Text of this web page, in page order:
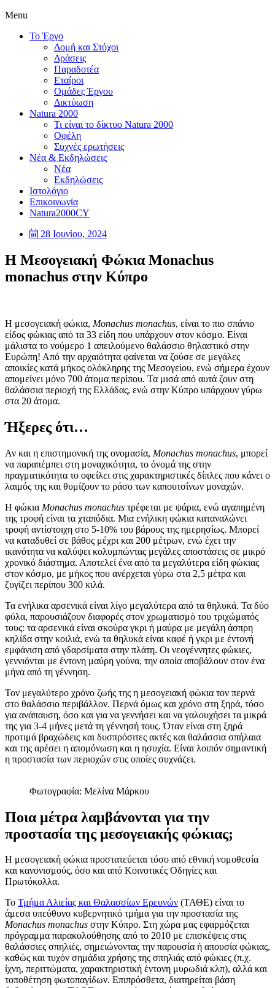
Menu
Το Έργο
Δομή και Στόχοι
Δράσεις
Παραδοτέα
Εταίροι
Ομάδες Έργου
Δικτύωση
Natura 2000
Τι είναι το δίκτυο Natura 2000
Οφέλη
Συχνές ερωτήσεις
Νέα & Εκδηλώσεις
Νέα
Εκδηλώσεις
Ιστολόγιο
Επικοινωνία
Natura2000CY
28 Ιουνίου, 2024
Η Μεσογειακή Φώκια Monachus
monachus στην Κύπρο
Η μεσογειακή φώκια, Monachus monachus, είναι το πιο σπάνιο
είδος φώκιας από τα 33 είδη που υπάρχουν στον κόσμο. Είναι
μάλιστα το νούμερο 1 απειλούμενο θαλάσσιο θηλαστικό στην
Ευρώπη! Από την αρχαιότητα φαίνεται να ζούσε σε μεγάλες
αποικίες κατά μήκος ολόκληρης της Μεσογείου, ενώ σήμερα έχουν
απομείνει μόνο 700 άτομα περίπου. Τα μισά από αυτά ζουν στη
θαλάσσια περιοχή της Ελλάδας, ενώ στην Κύπρο υπάρχουν γύρω
στα 20 άτομα.
Ήξερες ότι…
Αν και η επιστημονική της ονομασία, Monachus monachus, μπορεί
να παραπέμπει στη μοναχικότητα, το όνομά της στην
πραγματικότητα το οφείλει στις χαρακτηριστικές δίπλες που κάνει ο
λαιμός της και θυμίζουν το ράσο των καπουτσίνων μοναχών.
Η φώκια Monachus monachus τρέφεται με ψάρια, ενώ αγαπημένη
της τροφή είναι τα χταπόδια. Μια ενήλικη φώκια καταναλώνει
τροφή αντίστοιχη στο 5-10% του βάρους της ημερησίως. Μπορεί
να καταδυθεί σε βάθος μέχρι και 200 μέτρων, ενώ έχει την
ικανότητα να καλύψει κολυμπώντας μεγάλες αποστάσεις σε μικρό
χρονικό διάστημα. Αποτελεί ένα από τα μεγαλύτερα είδη φώκιας
στον κόσμο, με μήκος που ανέρχεται γύρω στα 2,5 μέτρα και
ζυγίζει περίπου 300 κιλά.
Τα ενήλικα αρσενικά είναι λίγο μεγαλύτερα από τα θηλυκά. Τα δύο
φύλα, παρουσιάζουν διαφορές στον χρωματισμό του τριχώματός
τους: τα αρσενικά είναι σκούρα γκρι ή μαύρα με μεγάλη άσπρη
κηλίδα στην κοιλιά, ενώ τα θηλυκά είναι καφέ ή γκρι με έντονή
εμφάνιση από γδαρσίματα στην πλάτη. Οι νεογέννητες φώκιες,
γεννιόνται με έντονη μαύρη γούνα, την οποία αποβάλουν στον ένα
μήνα από τη γέννηση.
Τον μεγαλύτερο χρόνο ζωής της η μεσογειακή φώκια τον περνά
στο θαλάσσιο περιβάλλον. Περνά όμως και χρόνο στη ξηρά, τόσο
για ανάπαυση, όσο και για να γεννήσει και να γαλουχήσει τα μικρά
της για 3-4 μήνες μετά τη γέννησή τους. Όταν είναι στη ξηρά
προτιμά βραχώδεις και δυσπρόσιτες ακτές και θαλάσσια σπήλαια
και της αρέσει η απομόνωση και η ησυχία. Είναι λοιπόν σημαντική
η προστασία των περιοχών στις οποίες συχνάζει.
Φωτογραφία: Μελίνα Μάρκου
Ποια μέτρα λαμβάνονται για την
προστασία της μεσογειακής φώκιας;
Η μεσογειακή φώκια προστατεύεται τόσο από εθνική νομοθεσία
και κανονισμούς, όσο και από Κοινοτικές Οδηγίες και
Πρωτόκολλα.
Το Τμήμα Αλιείας και Θαλασσίων Ερευνών (ΤΑΘΕ) είναι το
άμεσα υπεύθυνο κυβερνητικό τμήμα για την προστασία της
Monachus monachus στην Κύπρο. Στη χώρα μας εφαρμόζεται
πρόγραμμα παρακολούθησης από το 2010 με επισκέψεις στις
θαλάσσιες σπηλιές, σημειώνοντας την παρουσία ή απουσία φώκιας,
καθώς και τυχόν σημάδια χρήσης της σπηλιάς από φώκιες (π.χ.
ίχνη, περιττώματα, χαρακτηριστική έντονη μυρωδιά κλπ), αλλά και
τοποθέτηση φωτοπαγίδων. Επιπρόσθετα, διατηρείται βάση